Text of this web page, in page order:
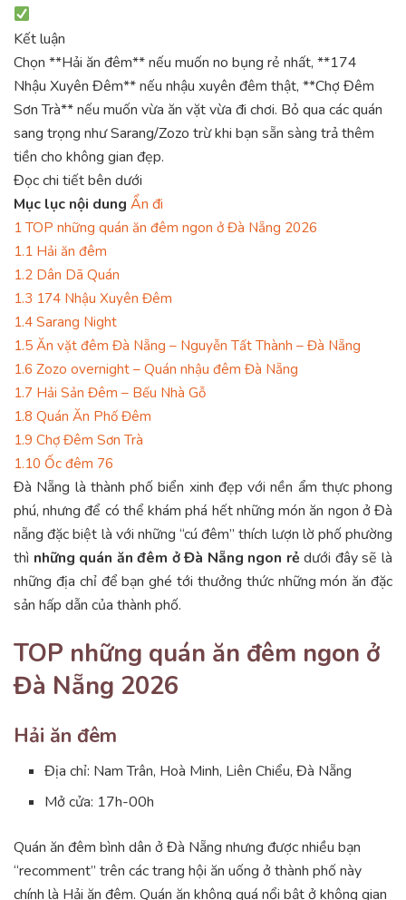
Kết luận
Chọn **Hải ăn đêm** nếu muốn no bụng rẻ nhất, **174
Nhậu Xuyên Đêm** nếu nhậu xuyên đêm thật, **Chợ Đêm
Sơn Trà** nếu muốn vừa ăn vặt vừa đi chơi. Bỏ qua các quán
sang trọng như Sarang/Zozo trừ khi bạn sẵn sàng trả thêm
tiền cho không gian đẹp.
Đọc chi tiết bên dưới
Mục lục nội dung Ẩn đi
1 TOP những quán ăn đêm ngon ở Đà Nẵng 2026
1.1 Hải ăn đêm
1.2 Dân Dã Quán
1.3 174 Nhậu Xuyên Đêm
1.4 Sarang Night
1.5 Ăn vặt đêm Đà Nẵng – Nguyễn Tất Thành – Đà Nẵng
1.6 Zozo overnight – Quán nhậu đêm Đà Nẵng
1.7 Hải Sản Đêm – Bếu Nhà Gỗ
1.8 Quán Ăn Phố Đêm
1.9 Chợ Đêm Sơn Trà
1.10 Ốc đêm 76
Đà Nẵng là thành phố biển xinh đẹp với nền ẩm thực phong
phú, nhưng để có thể khám phá hết những món ăn ngon ở Đà
nẵng đặc biệt là với những “cú đêm” thích lượn lờ phố phường
thì những quán ăn đêm ở Đà Nẵng ngon rẻ dưới đây sẽ là
những địa chỉ để bạn ghé tới thưởng thức những món ăn đặc
sản hấp dẫn của thành phố.
TOP những quán ăn đêm ngon ở
Đà Nẵng 2026
Hải ăn đêm
Địa chỉ: Nam Trân, Hoà Minh, Liên Chiểu, Đà Nẵng
Mở cửa: 17h-00h
Quán ăn đêm bình dân ở Đà Nẵng nhưng được nhiều bạn
“recomment” trên các trang hội ăn uống ở thành phố này
chính là Hải ăn đêm. Quán ăn không quá nổi bật ở không gian